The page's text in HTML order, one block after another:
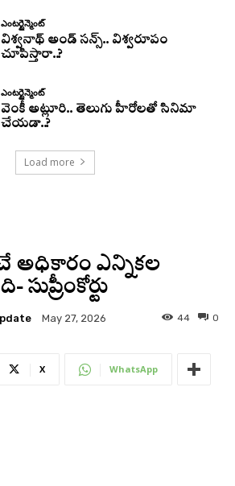
ఎంటర్టైన్మెంట్
విశ్వనాథ్ అండ్ సన్స్.. విశ్వరూపం
చూపిస్తారా..?
ఎంటర్టైన్మెంట్
వెంకీ అట్లూరి.. తెలుగు హీరోలతో సినిమా
చేయడా..?
Load more